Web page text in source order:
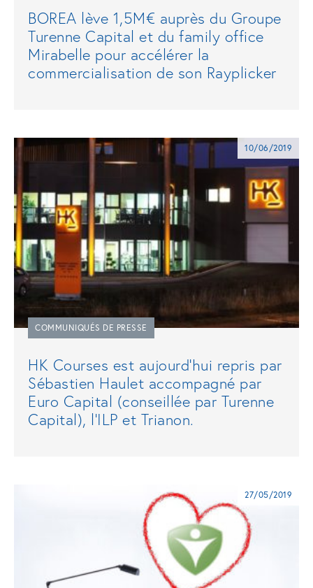
BOREA lève 1,5M€ auprès du Groupe
Turenne Capital et du family office
Mirabelle pour accélérer la
commercialisation de son Rayplicker
10/06/2019
COMMUNIQUÉS DE PRESSE
HK Courses est aujourd’hui repris par
Sébastien Haulet accompagné par
Euro Capital (conseillée par Turenne
Capital), l’ILP et Trianon.
27/05/2019